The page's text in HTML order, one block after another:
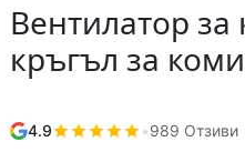
Вентилатор
кръгъл за
4.9 •989 Отзиви